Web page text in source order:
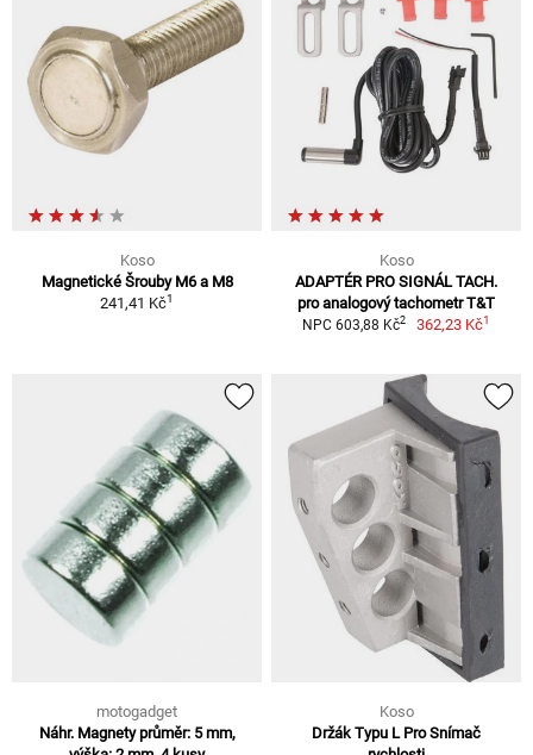
Koso
Magnetické Šrouby M6 a M8
241,41 Kč1
Koso
ADAPTÉR PRO SIGNÁL TACH.
pro analogový tachometr T&T
NPC 603,88 Kč2 362,23 Kč1
motogadget
Náhr. Magnety průměr: 5 mm,
Koso
Držák Typu L Pro Snímač